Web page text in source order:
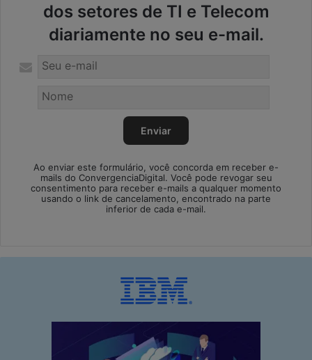
dos setores de TI e Telecom
diariamente no seu e-mail.
Ao enviar este formulário, você concorda em receber e-
mails do ConvergenciaDigital. Você pode revogar seu
consentimento para receber e-mails a qualquer momento
usando o link de cancelamento, encontrado na parte
inferior de cada e-mail.